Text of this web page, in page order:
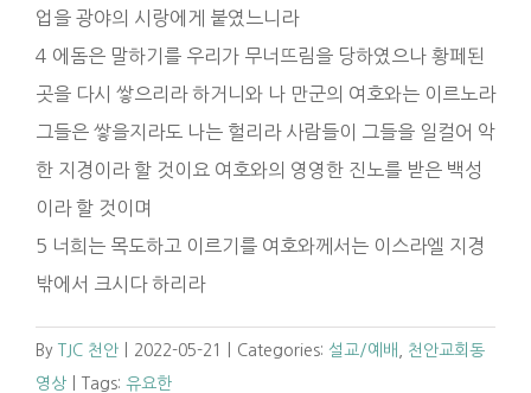
업을 광야의 시랑에게 붙였느니라
4 에돔은 말하기를 우리가 무너뜨림을 당하였으나 황페된
곳을 다시 쌓으리라 하거니와 나 만군의 여호와는 이르노라
그들은 쌓을지라도 나는 헐리라 사람들이 그들을 일컬어 악
한 지경이라 할 것이요 여호와의 영영한 진노를 받은 백성
이라 할 것이며
5 너희는 목도하고 이르기를 여호와께서는 이스라엘 지경
밖에서 크시다 하리라
By TJC 천안 2022-05-21 Categories: 설교/예배
천안교회동
영상
Tags: 유요한